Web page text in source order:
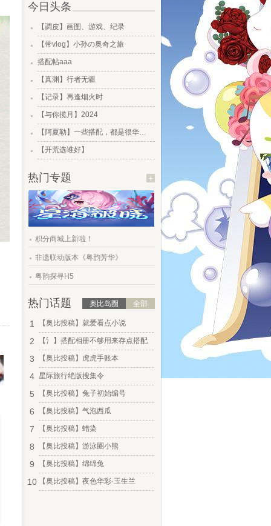
今日头条
. 【調皮】画图、游戏、纪录
. 【带vlog】小孙の奥奇之旅
. 搭配帖aaa
. 【真渊】行者无疆
. 【记录】再逢烟火时
. 【与你揽月】2024
. 【阿夏勒】一些搭配，都是很华丽的一些搭配
. 【开荒选谁好】
热门专题 +
. 积分商城上新啦！
. 非遗联动版本《粤韵芳华》
. 粤韵探寻H5
热门话题 全部
奥比岛圈
1 【奥比投稿】就爱看点小说
2 【氵】搭配相册不够用来存点搭配
3 【奥比投稿】虎虎手账本
4 星际旅行绝版搜集令
5 【奥比投稿】兔子初始编号
6 【奥比投稿】气泡西瓜
7 【奥比投稿】蜡染
8 【奥比投稿】游泳圈小熊
9 【奥比投稿】绵绵兔
10 【奥比投稿】夜色华彩·玉生兰